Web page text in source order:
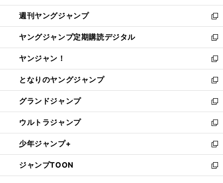
開
く
ウ
で
開
く
ン
ド
ウ
で
開
く
ウ
ィ
ン
ド
ウ
で
開
く
週刊ヤングジャンプ
新
し
い
ウ
ィ
ン
ド
ウ
で
開
く
ヤングジャンプ定期購読デジタル
新
し
い
ウ
ィ
ン
ド
ウ
で
開
く
ヤンジャン！
新
し
い
ウ
ィ
ン
ド
ウ
で
開
く
となりのヤングジャンプ
新
し
い
ウ
ィ
ン
ド
ウ
で
開
グランドジャンプ
新
し
い
ウ
ィ
ン
ド
ウ
ウルトラジャンプ
新
し
い
ウ
ィ
ン
少年ジャンプ+
新
し
い
ウ
ジャンプTOON
新
し